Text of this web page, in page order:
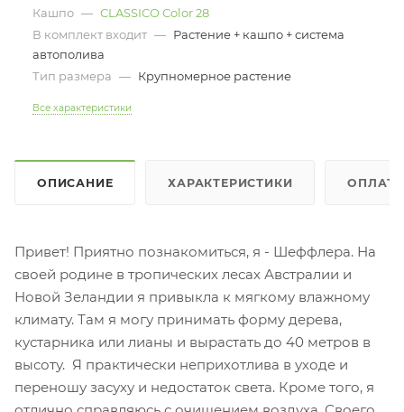
Кашпо — CLASSICO Color 28
В комплект входит — Растение + кашпо + система
автополива
Тип размера — Крупномерное растение
Все характеристики
ОПИСАНИЕ ХАРАКТЕРИСТИКИ
Привет! Приятно познакомиться, я - Шеффлера. На
своей родине в тропических лесах Австралии и
Новой Зеландии я привыкла к мягкому влажному
климату. Там я могу принимать форму дерева,
кустарника или лианы и вырастать до 40 метров в
высоту. Я практически неприхотлива в уходе и
переношу засуху и недостаток света. Кроме того, я